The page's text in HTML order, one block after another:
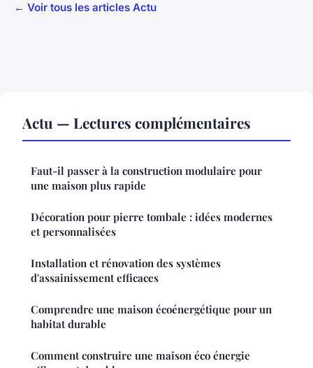
← Voir tous les articles Actu
Actu — Lectures complémentaires
Faut-il passer à la construction modulaire pour
une maison plus rapide
Décoration pour pierre tombale : idées modernes
et personnalisées
Installation et rénovation des systèmes
d'assainissement efficaces
Comprendre une maison écoénergétique pour un
habitat durable
Comment construire une maison éco énergie